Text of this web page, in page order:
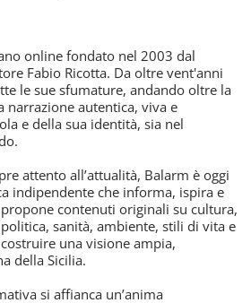
online fondato nel 2003 dal
Fabio Ricotta. Da oltre vent'anni
le sue sfumature, andando oltre la
narrazione autentica, viva e
e della sua identità, sia nel
attento all’attualità, Balarm è oggi
indipendente che informa, ispira e
contenuti originali su cultura,
sanità, ambiente, stili di vita e
una visione ampia,
della Sicilia.
si affianca un’anima